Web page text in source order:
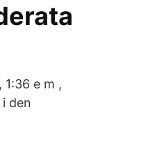
1:36 e m ,
den